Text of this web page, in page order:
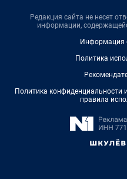
Редакция сайта не несет
информации,
Информация
Политика
Политика конфиденциальности
правила